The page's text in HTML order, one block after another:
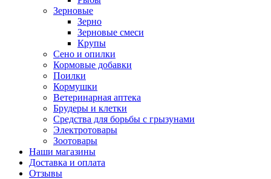
Зерновые
Зерно
Зерновые смеси
Крупы
Сено и опилки
Кормовые добавки
Поилки
Кормушки
Ветеринарная аптека
Брудеры и клетки
Средства для борьбы с грызунами
Электротовары
Зоотовары
Наши магазины
Доставка и оплата
Отзывы